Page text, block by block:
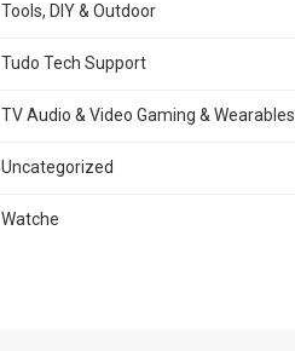
Tools, DIY & Outdoor
Tudo Tech Support
TV Audio & Video Gaming & Wearables
Uncategorized
Watche